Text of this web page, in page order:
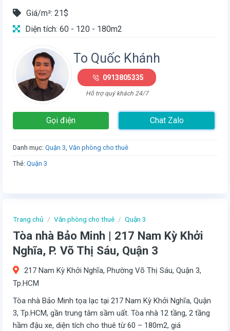
Trang chủ / Văn phòng cho thuê / Quận 3
Tòa nhà Bảo Minh | 217 Nam Kỳ Khởi
Nghĩa, P. Võ Thị Sáu, Quận 3
217 Nam Kỳ Khởi Nghĩa, Phường Võ Thị Sáu, Quận 3,
Tp.HCM
Tòa nhà Bảo Minh tọa lạc tại 217 Nam Kỳ Khởi Nghĩa, Quận
3, Tp.HCM, gần trung tâm sầm uất. Tòa nhà 12 tầng, 2 tầng
hầm đậu xe, diện tích cho thuê từ 60 – 180m2, giá
Giá/m²: 21$
Diện tích: 60 - 120 - 180m2
To Quốc Khánh
0913805335
Hỗ trợ quý khách 24/7
Gọi điện Chat Zalo
Danh mục: Quận 3, Văn phòng cho thuê
Thẻ: Quận 3